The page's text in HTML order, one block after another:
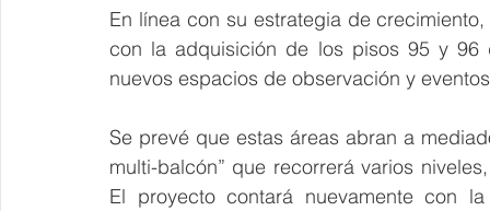
En línea con su estrategia de
con la adquisición de los pisos 95 y 96
nuevos espacios de observación y
Se prevé que estas áreas abran a
multi-balcón” que recorrerá varios
El proyecto contará nuevamente con